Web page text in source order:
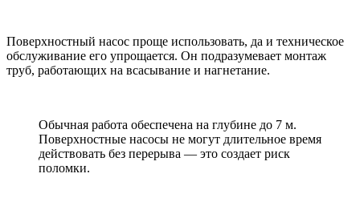
Поверхностный насос проще использовать, да и техническое
обслуживание его упрощается. Он подразумевает монтаж
труб, работающих на всасывание и нагнетание.
Обычная работа обеспечена на глубине до 7 м.
Поверхностные насосы не могут длительное время
действовать без перерыва — это создает риск
поломки.